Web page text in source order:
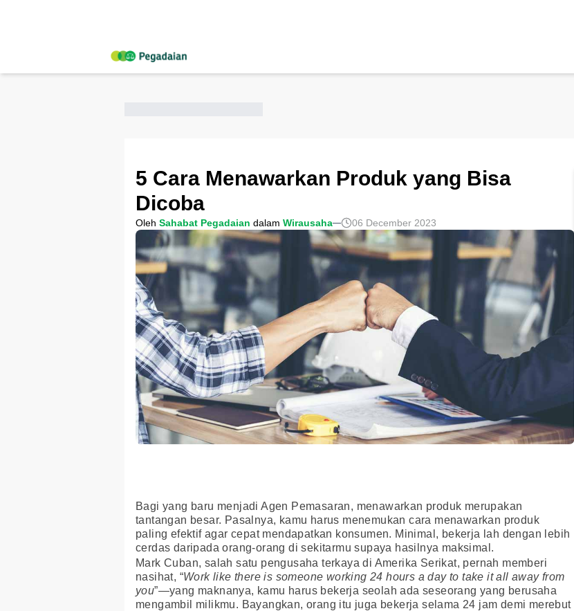
5 Cara Menawarkan Produk yang Bisa
Dicoba
Oleh Sahabat Pegadaian dalam Wirausaha 06 December 2023
Bagi yang baru menjadi Agen Pemasaran, menawarkan produk merupakan
tantangan besar. Pasalnya, kamu harus menemukan cara menawarkan produk
paling efektif agar cepat mendapatkan konsumen. Minimal, bekerja lah dengan lebih
cerdas daripada orang-orang di sekitarmu supaya hasilnya maksimal.
Mark Cuban, salah satu pengusaha terkaya di Amerika Serikat, pernah memberi
nasihat, “Work like there is someone working 24 hours a day to take it all away from
you”—yang maknanya, kamu harus bekerja seolah ada seseorang yang berusaha
mengambil milikmu. Bayangkan, orang itu juga bekerja selama 24 jam demi merebut